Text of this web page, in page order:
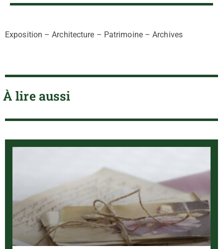
Exposition – Architecture – Patrimoine – Archives
À lire aussi